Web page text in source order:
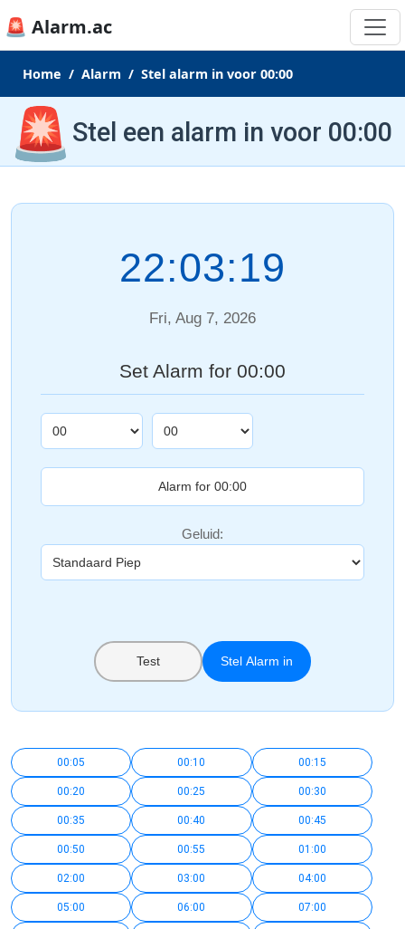
🚨 Alarm.ac
Home Alarm Stel alarm in voor 00:00
🚨 Stel een alarm in voor 00:00
22:03:20
Fri, Aug 7, 2026
Set Alarm for 00:00
Geluid:
Test Stel Alarm in
00:05 00:10 00:15
00:20 00:25 00:30
00:35 00:40 00:45
00:50 00:55 01:00
02:00 03:00 04:00
05:00 06:00 07:00